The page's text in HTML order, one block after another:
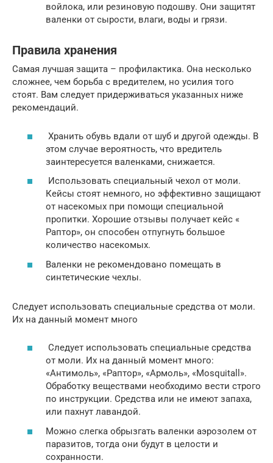
войлока, или резиновую подошву. Они защитят
валенки от сырости, влаги, воды и грязи.
Правила хранения
Самая лучшая защита – профилактика. Она несколько
сложнее, чем борьба с вредителем, но усилия того
стоят. Вам следует придерживаться указанных ниже
рекомендаций.
Хранить обувь вдали от шуб и другой одежды. В
этом случае вероятность, что вредитель
заинтересуется валенками, снижается.
Использовать специальный чехол от моли.
Кейсы стоят немного, но эффективно защищают
от насекомых при помощи специальной
пропитки. Хорошие отзывы получает кейс «
Раптор», он способен отпугнуть большое
количество насекомых.
Валенки не рекомендовано помещать в
синтетические чехлы.
Следует использовать специальные средства от моли.
Их на данный момент много
Следует использовать специальные средства
от моли. Их на данный момент много:
«Антимоль», «Раптор», «Армоль», «Mosquitall».
Обработку веществами необходимо вести строго
по инструкции. Средства или не имеют запаха,
или пахнут лавандой.
Можно слегка обрызгать валенки аэрозолем от
паразитов, тогда они будут в целости и
сохранности.